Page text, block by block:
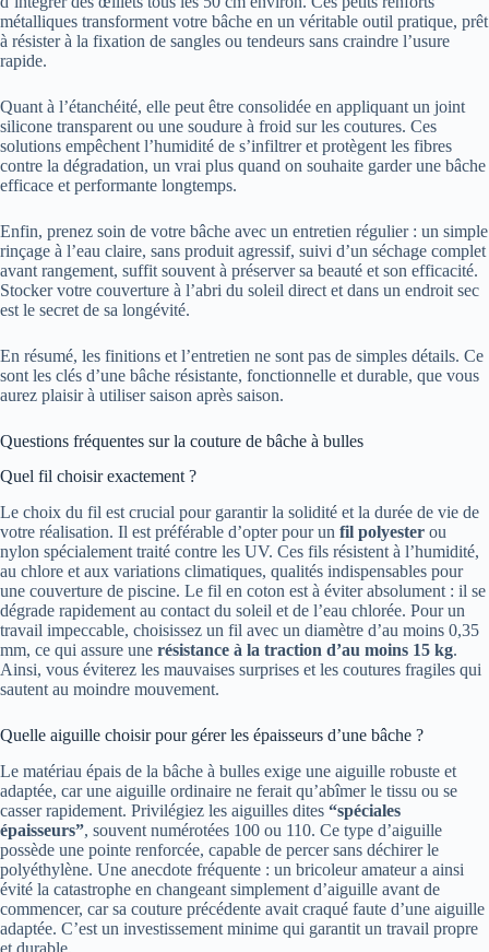
métalliques transforment votre bâche en un véritable outil pratique, prêt
à résister à la fixation de sangles ou tendeurs sans craindre l’usure
rapide.
Quant à l’étanchéité, elle peut être consolidée en appliquant un joint
silicone transparent ou une soudure à froid sur les coutures. Ces
solutions empêchent l’humidité de s’infiltrer et protègent les fibres
contre la dégradation, un vrai plus quand on souhaite garder une bâche
efficace et performante longtemps.
Enfin, prenez soin de votre bâche avec un entretien régulier : un simple
rinçage à l’eau claire, sans produit agressif, suivi d’un séchage complet
avant rangement, suffit souvent à préserver sa beauté et son efficacité.
Stocker votre couverture à l’abri du soleil direct et dans un endroit sec
est le secret de sa longévité.
En résumé, les finitions et l’entretien ne sont pas de simples détails. Ce
sont les clés d’une bâche résistante, fonctionnelle et durable, que vous
aurez plaisir à utiliser saison après saison.
Questions fréquentes sur la couture de bâche à bulles
Quel fil choisir exactement ?
Le choix du fil est crucial pour garantir la solidité et la durée de vie de
votre réalisation. Il est préférable d’opter pour un fil polyester ou
nylon spécialement traité contre les UV. Ces fils résistent à l’humidité,
au chlore et aux variations climatiques, qualités indispensables pour
une couverture de piscine. Le fil en coton est à éviter absolument : il se
dégrade rapidement au contact du soleil et de l’eau chlorée. Pour un
travail impeccable, choisissez un fil avec un diamètre d’au moins 0,35
mm, ce qui assure une résistance à la traction d’au moins 15 kg.
Ainsi, vous éviterez les mauvaises surprises et les coutures fragiles qui
sautent au moindre mouvement.
Quelle aiguille choisir pour gérer les épaisseurs d’une bâche ?
Le matériau épais de la bâche à bulles exige une aiguille robuste et
adaptée, car une aiguille ordinaire ne ferait qu’abîmer le tissu ou se
casser rapidement. Privilégiez les aiguilles dites “spéciales
épaisseurs”, souvent numérotées 100 ou 110. Ce type d’aiguille
possède une pointe renforcée, capable de percer sans déchirer le
polyéthylène. Une anecdote fréquente : un bricoleur amateur a ainsi
évité la catastrophe en changeant simplement d’aiguille avant de
commencer, car sa couture précédente avait craqué faute d’une aiguille
adaptée. C’est un investissement minime qui garantit un travail propre
et durable.